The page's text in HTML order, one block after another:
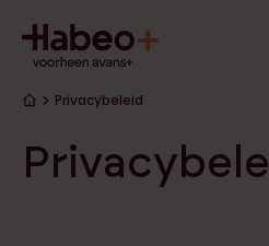
Kruimelpad
Privacybeleid